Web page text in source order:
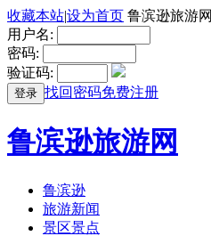
收藏本站|设为首页 鲁滨逊旅游网
用户名:
密码:
验证码:
登录 找回密码免费注册
鲁滨逊旅游网
鲁滨逊
旅游新闻
景区景点